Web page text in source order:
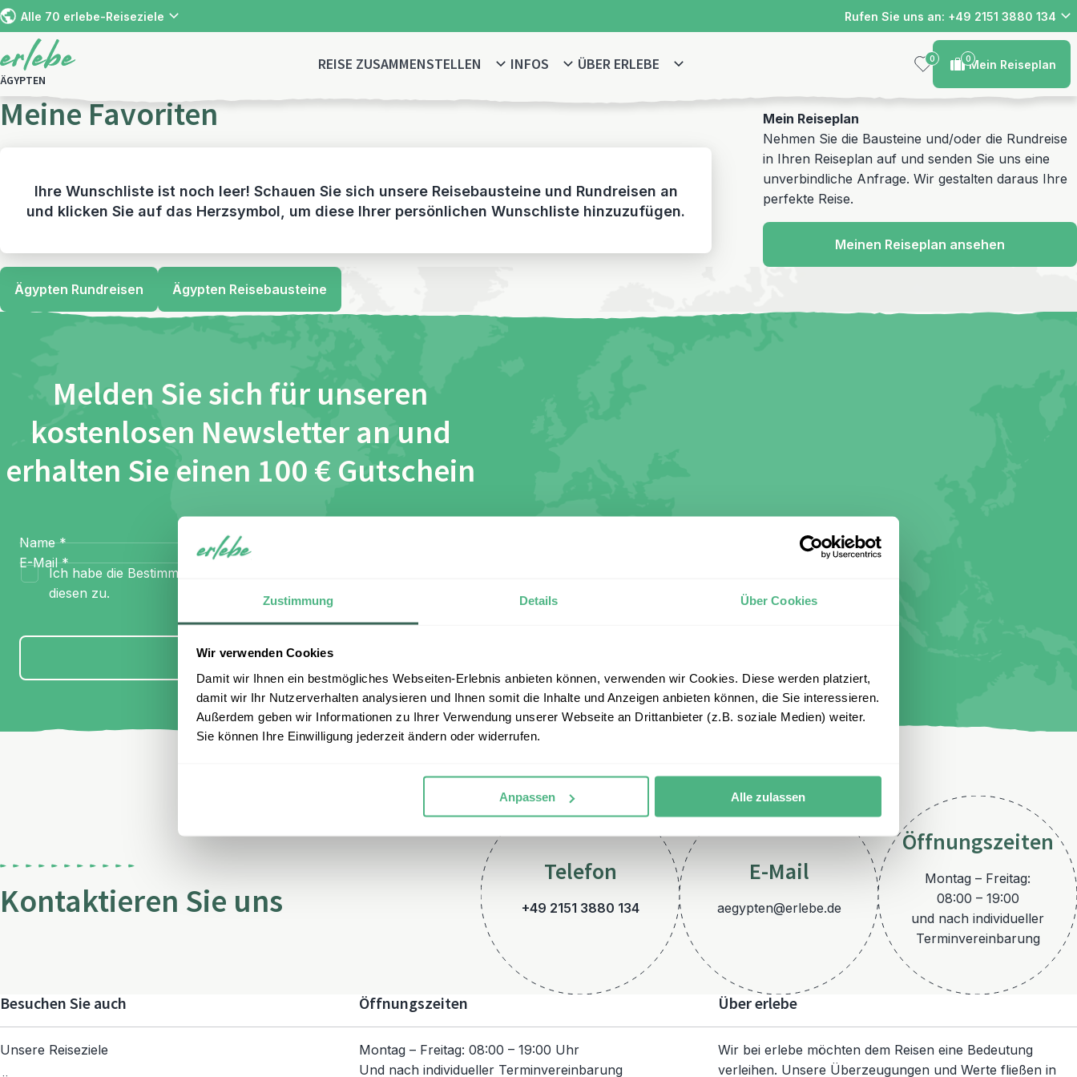
Zustimmung Details Über Cookies
Wir verwenden Cookies
Damit wir Ihnen ein bestmögliches Webseiten-Erlebnis anbieten können, verwenden wir Cookies. Diese werden platziert,
damit wir Ihr Nutzerverhalten analysieren und Ihnen somit die Inhalte und Anzeigen anbieten können, die Sie interessieren.
Außerdem geben wir Informationen zu Ihrer Verwendung unserer Webseite an Drittanbieter (z.B. soziale Medien) weiter.
Sie können Ihre Einwilligung jederzeit ändern oder widerrufen.
Anpassen Alle zulassen
Alle 70 erlebe-Reiseziele Rufen Sie uns an: +49 2151 3880 134
ÄGYPTEN
REISE ZUSAMMENSTELLEN INFOS ÜBER ERLEBE 0 0Mein Reiseplan
Meine Favoriten
Ihre Wunschliste ist noch leer! Schauen Sie sich unsere Reisebausteine und Rundreisen an
und klicken Sie auf das Herzsymbol, um diese Ihrer persönlichen Wunschliste hinzuzufügen.
Mein Reiseplan
Nehmen Sie die Bausteine und/oder die Rundreise
in Ihren Reiseplan auf und senden Sie uns eine
unverbindliche Anfrage. Wir gestalten daraus Ihre
perfekte Reise.
Meinen Reiseplan ansehen
Ägypten Rundreisen Ägypten Reisebausteine
Melden Sie sich für unseren
kostenlosen Newsletter an und
erhalten Sie einen 100 € Gutschein
Name *
E-Mail *
Ich habe die Bestimmungen zum
diesen zu.
Anmelden
Kontaktieren Sie uns
Telefon
+49 2151 3880 134
E-Mail
aegypten@erlebe.de
Öffnungszeiten
Montag – Freitag:
08:00 – 19:00
und nach individueller
Terminvereinbarung
Besuchen Sie auch
Unsere Reiseziele
Öffnungszeiten
Montag – Freitag: 08:00 – 19:00 Uhr
Und nach individueller Terminvereinbarung
Über erlebe
Wir bei erlebe möchten dem Reisen eine Bedeutung
verleihen. Unsere Überzeugungen und Werte fließen in